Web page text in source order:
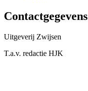
Contactgegevens
Uitgeverij Zwijsen
T.a.v. redactie HJK